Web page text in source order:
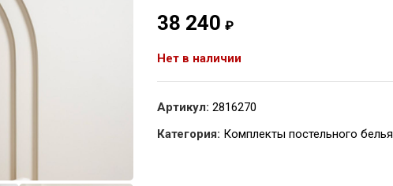
38 240 ₽
Нет в наличии
Артикул: 2816270
Категория: Комплекты постельного белья